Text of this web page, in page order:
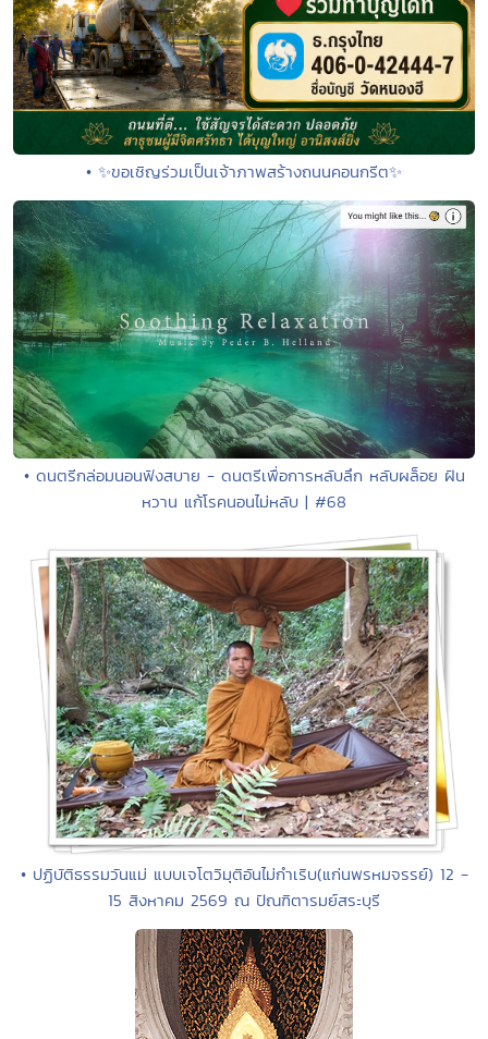
• ✨ขอเชิญร่วมเป็นเจ้าภาพสร้างถนนคอนกรีต✨
• ดนตรีกล่อมนอนฟังสบาย - ดนตรีเพื่อการหลับลึก หลับผล็อย ฝัน
หวาน แก้โรคนอนไม่หลับ | #68
• ปฏิบัติธรรมวันแม่ แบบเจโตวิมุติอันไม่กำเริบ(แก่นพรหมจรรย์) 12 -
15 สิงหาคม 2569 ณ ปัณฑิตารมย์สระบุรี